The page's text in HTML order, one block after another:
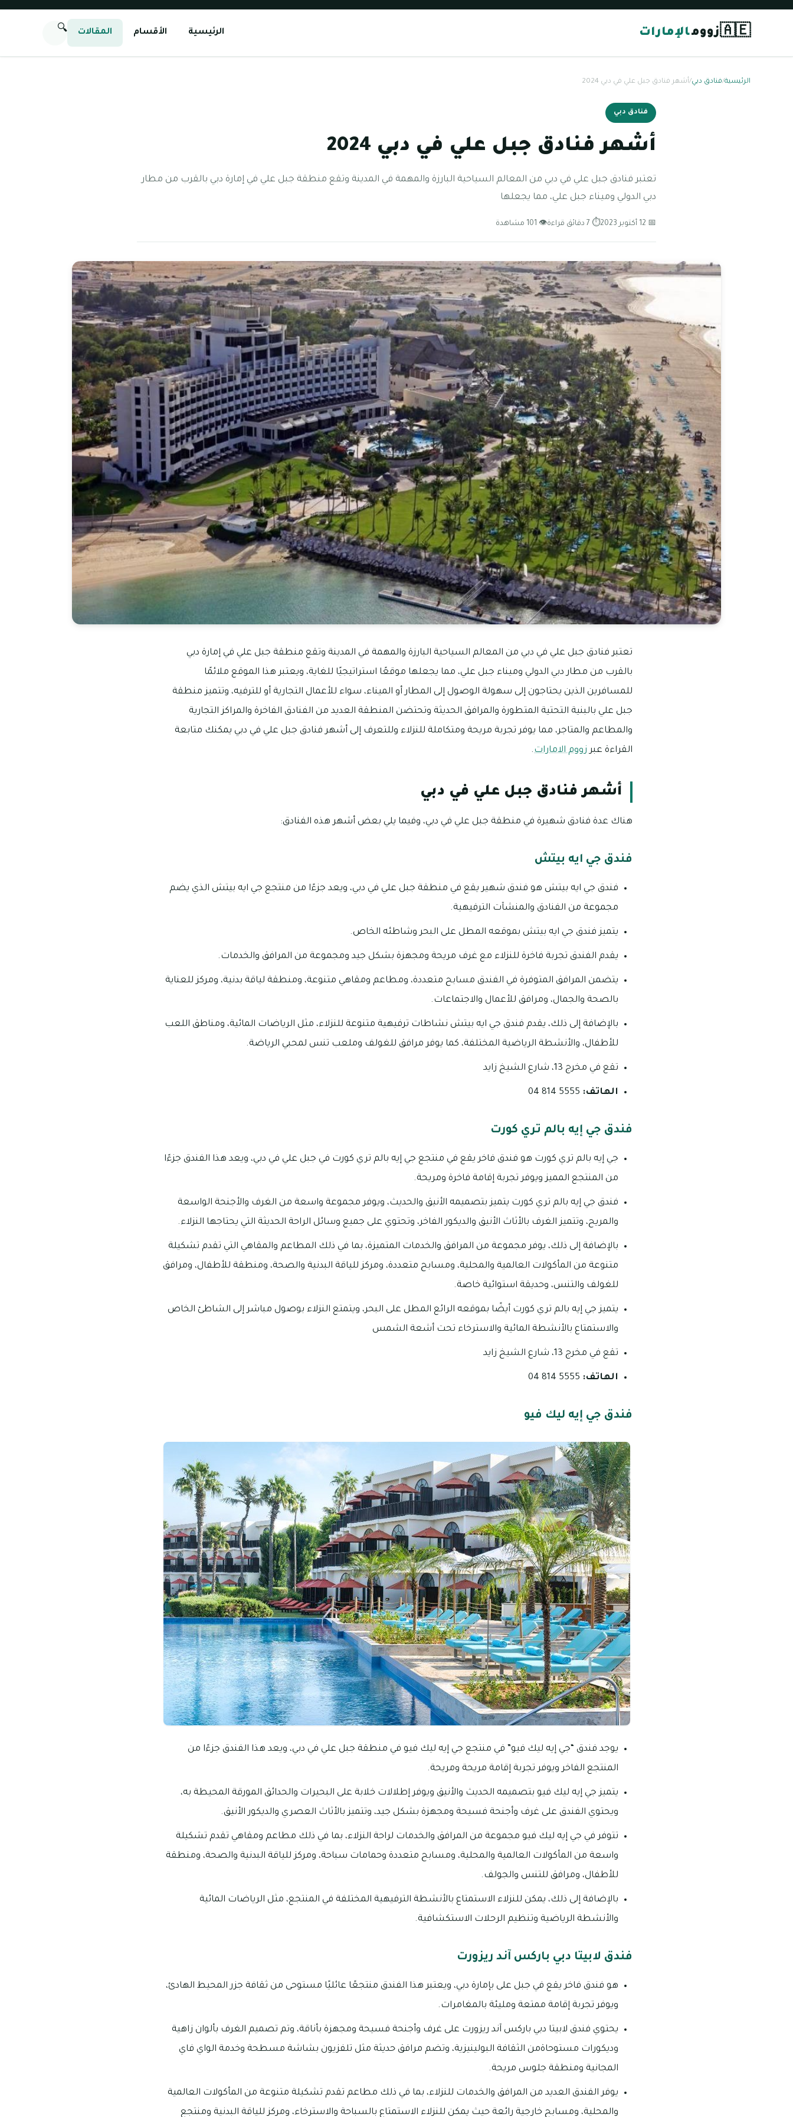
🇦🇪زوومالإمارات الرئيسية الأقسام المقالات 🔍
الرئيسية/فنادق دبي/أشهر فنادق جبل علي في دبي 2024
فنادق دبي
أشهر فنادق جبل علي في دبي 2024
تعتبر فنادق جبل علي في دبي من المعالم السياحية البارزة والمهمة في المدينة وتقع منطقة جبل علي في إمارة دبي بالقرب من مطار
دبي الدولي وميناء جبل علي، مما يجعلها
📅 12 أكتوبر 2023 ⏱ 7 دقائق قراءة 👁 101 مشاهدة
تعتبر فنادق جبل علي في دبي من المعالم السياحية البارزة والمهمة في المدينة وتقع منطقة جبل علي في إمارة دبي
بالقرب من مطار دبي الدولي وميناء جبل علي، مما يجعلها موقعًا استراتيجيًا للغاية، ويعتبر هذا الموقع ملائمًا
للمسافرين الذين يحتاجون إلى سهولة الوصول إلى المطار أو الميناء، سواء للأعمال التجارية أو للترفيه، وتتميز منطقة
جبل علي بالبنية التحتية المتطورة والمرافق الحديثة وتحتضن المنطقة العديد من الفنادق الفاخرة والمراكز التجارية
والمطاعم والمتاجر، مما يوفر تجربة مريحة ومتكاملة للنزلاء وللتعرف إلى أشهر فنادق جبل علي في دبي يمكنك متابعة
القراءة عبر زووم الامارات.
أشهر فنادق جبل علي في دبي
هناك عدة فنادق شهيرة في منطقة جبل علي في دبي، وفيما يلي بعض أشهر هذه الفنادق:
فندق جي ايه بيتش
فندق جي ايه بيتش هو فندق شهير يقع في منطقة جبل علي في دبي، ويعد جزءًا من منتجع جي ايه بيتش الذي يضم
مجموعة من الفنادق والمنشآت الترفيهية.
يتميز فندق جي ايه بيتش بموقعه المطل على البحر وشاطئه الخاص.
يقدم الفندق تجربة فاخرة للنزلاء مع غرف مريحة ومجهزة بشكل جيد ومجموعة من المرافق والخدمات.
يتضمن المرافق المتوفرة في الفندق مسابح متعددة، ومطاعم ومقاهي متنوعة، ومنطقة لياقة بدنية، ومركز للعناية
بالصحة والجمال، ومرافق للأعمال والاجتماعات.
بالإضافة إلى ذلك، يقدم فندق جي ايه بيتش نشاطات ترفيهية متنوعة للنزلاء، مثل الرياضات المائية، ومناطق اللعب
للأطفال، والأنشطة الرياضية المختلفة، كما يوفر مرافق للغولف وملعب تنس لمحبي الرياضة.
تقع في مخرج 13، شارع الشيخ زايد
الهاتف:
فندق جي إيه بالم تري كورت
جي إيه بالم تري كورت هو فندق فاخر يقع في منتجع جي إيه بالم تري كورت في جبل علي في دبي، ويعد هذا الفندق جزءًا
من المنتجع المميز ويوفر تجربة إقامة فاخرة ومريحة.
فندق جي إيه بالم تري كورت يتميز بتصميمه الأنيق والحديث، ويوفر مجموعة واسعة من الغرف والأجنحة الواسعة
والمريح، وتتميز الغرف بالأثاث الأنيق والديكور الفاخر، وتحتوي على جميع وسائل الراحة الحديثة التي يحتاجها النزلاء.
بالإضافة إلى ذلك، يوفر مجموعة من المرافق والخدمات المتميزة، بما في ذلك المطاعم والمقاهي التي تقدم تشكيلة
متنوعة من المأكولات العالمية والمحلية، ومسابح متعددة، ومركز للياقة البدنية والصحة، ومنطقة للأطفال، ومرافق
للغولف والتنس، وحديقة استوائية خاصة.
يتميز جي إيه بالم تري كورت أيضًا بموقعه الرائع المطل على البحر، ويتمتع النزلاء بوصول مباشر إلى الشاطئ الخاص
والاستمتاع بالأنشطة المائية والاسترخاء تحت أشعة الشمس
تقع في مخرج 13، شارع الشيخ زايد
الهاتف:
فندق جي إيه ليك فيو
يوجد فندق “جي إيه ليك فيو” في منتجع جي إيه ليك فيو في منطقة جبل علي في دبي، ويعد هذا الفندق جزءًا من
المنتجع الفاخر ويوفر تجربة إقامة مريحة ومريحة.
يتميز جي إيه ليك فيو بتصميمه الحديث والأنيق ويوفر إطلالات خلابة على البحيرات والحدائق المورقة المحيطة به،
ويحتوي الفندق على غرف وأجنحة فسيحة ومجهزة بشكل جيد، وتتميز بالأثاث العصري والديكور الأنيق.
تتوفر في جي إيه ليك فيو مجموعة من المرافق والخدمات لراحة النزلاء، بما في ذلك مطاعم ومقاهي تقدم تشكيلة
واسعة من المأكولات العالمية والمحلية، ومسابح متعددة وحمامات سباحة، ومركز للياقة البدنية والصحة، ومنطقة
للأطفال، ومرافق للتنس والجولف.
بالإضافة إلى ذلك، يمكن للنزلاء الاستمتاع بالأنشطة الترفيهية المختلفة في المنتجع، مثل الرياضات المائية
والأنشطة الرياضية وتنظيم الرحلات الاستكشافية.
فندق لابيتا دبي باركس آند ريزورت
هو فندق فاخر يقع في جبل على بإمارة دبي، ويعتبر هذا الفندق منتجعًا عائليًا مستوحى من ثقافة جزر المحيط الهادئ،
ويوفر تجربة إقامة ممتعة ومليئة بالمغامرات.
يحتوي فندق لابيتا دبي باركس آند ريزورت على غرف وأجنحة فسيحة ومجهزة بأناقة، وتم تصميم الغرف بألوان زاهية
وديكورات مستوحاةمن الثقافة البولينيزية، وتضم مرافق حديثة مثل تلفزيون بشاشة مسطحة وخدمة الواي فاي
المجانية ومنطقة جلوس مريحة.
يوفر الفندق العديد من المرافق والخدمات للنزلاء، بما في ذلك مطاعم تقدم تشكيلة متنوعة من المأكولات العالمية
والمحلية، ومسابح خارجية رائعة حيث يمكن للنزلاء الاستمتاع بالسباحة والاسترخاء، ومركز للياقة البدنية ومنتجع